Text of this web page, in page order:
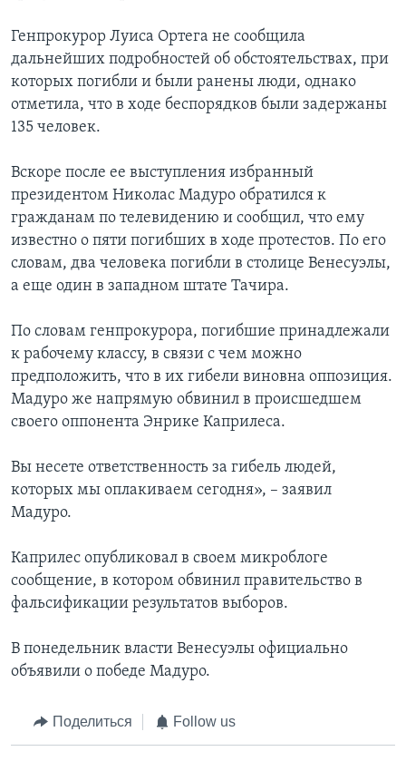
Генпрокурор Луиса Ортега не сообщила
дальнейших подробностей об обстоятельствах, при
которых погибли и были ранены люди, однако
отметила, что в ходе беспорядков были задержаны
135 человек.
Вскоре после ее выступления избранный
президентом Николас Мадуро обратился к
гражданам по телевидению и сообщил, что ему
известно о пяти погибших в ходе протестов. По его
словам, два человека погибли в столице Венесуэлы,
а еще один в западном штате Тачира.
По словам генпрокурора, погибшие принадлежали
к рабочему классу, в связи с чем можно
предположить, что в их гибели виновна оппозиция.
Мадуро же напрямую обвинил в происшедшем
своего оппонента Энрике Каприлеса.
Вы несете ответственность за гибель людей,
которых мы оплакиваем сегодня», – заявил
Мадуро.
Каприлес опубликовал в своем микроблоге
сообщение, в котором обвинил правительство в
фальсификации результатов выборов.
В понедельник власти Венесуэлы официально
объявили о победе Мадуро.
Поделиться Follow us